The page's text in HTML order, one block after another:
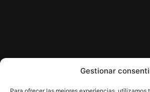
Gestionar
Desarrollado por